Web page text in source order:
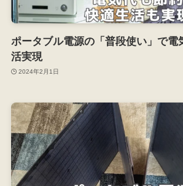
ポータブル電源の「普段使い」で電
活実現
2024年2月1日